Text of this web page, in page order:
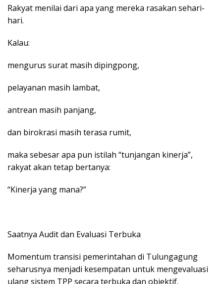
Rakyat menilai dari apa yang mereka rasakan sehari-
hari.
Kalau:
mengurus surat masih dipingpong,
pelayanan masih lambat,
antrean masih panjang,
dan birokrasi masih terasa rumit,
maka sebesar apa pun istilah “tunjangan kinerja”,
rakyat akan tetap bertanya:
“Kinerja yang mana?”
Saatnya Audit dan Evaluasi Terbuka
Momentum transisi pemerintahan di Tulungagung
seharusnya menjadi kesempatan untuk mengevaluasi
ulang sistem TPP secara terbuka dan objektif.